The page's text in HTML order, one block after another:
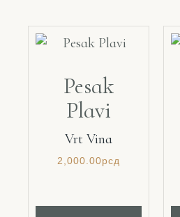
Pesak
Plavi
Vrt Vina
2,000.00рсд